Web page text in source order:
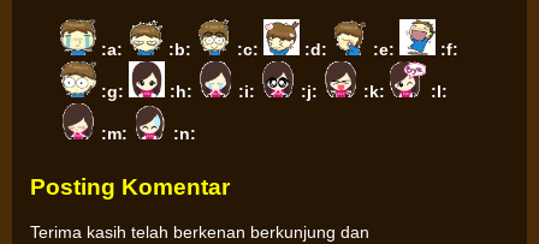
:a: :b: :c: :d: :e: :f:
:g: :h: :i: :j: :k: :l:
:m: :n:
Posting Komentar
Terima kasih telah berkenan berkunjung dan